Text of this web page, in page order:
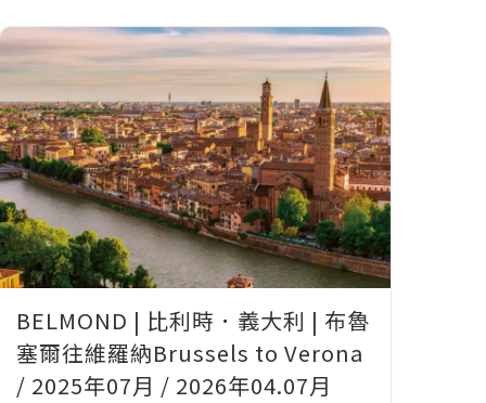
BELMOND | 比利時．義大利 | 布魯
塞爾往維羅納Brussels to Verona
/ 2025年07月 / 2026年04.07月